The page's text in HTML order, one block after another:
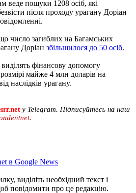
веде пошуки 1208 осіб, які
після проходу урагану Доріан
число загиблих на Багамських
Доріан збільшилося до 50 осіб.
фінансову допомогу
майже 4 млн доларів на
наслідків урагану.
у Telegram. Підписуйтесь на наш
.
в Google News
виділіть необхідний текст і
повідомити про це редакцію.